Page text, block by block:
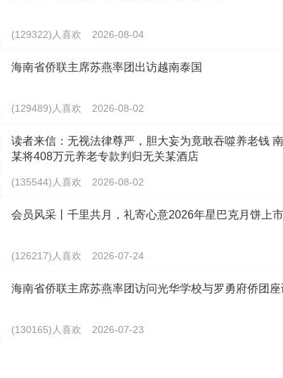
(129322)人喜欢 2026-08-04
海南省侨联主席苏燕率团出访越南泰国
(129489)人喜欢 2026-08-02
读者来信：无视法律尊严，胆大妄为竟敢吞噬养老钱
某将408万元养老专款判归无关某酒店
(135544)人喜欢 2026-08-02
会员风采丨千里共月，礼寄心意2026年星巴克月饼上
(126217)人喜欢 2026-07-24
海南省侨联主席苏燕率团访问光华学校与罗勇府侨团
(130165)人喜欢 2026-07-23